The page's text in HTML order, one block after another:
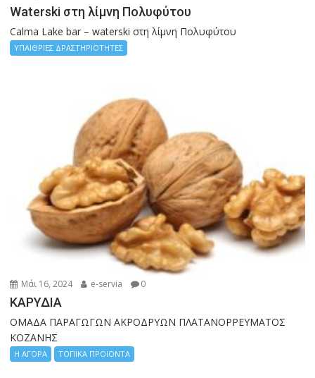
Waterski στη λίμνη Πολυφύτου
Calma Lake bar – waterski στη λίμνη Πολυφύτου
ΥΠΑΙΘΡΙΕΣ ΔΡΑΣΤΗΡΙΟΤΗΤΕΣ
Μάι 16, 2024 e-servia 0
ΚΑΡΥΔΙΑ
ΟΜΑΔΑ ΠΑΡΑΓΩΓΩΝ ΑΚΡΟΔΡΥΩΝ ΠΛΑΤΑΝΟΡΡΕΥΜΑΤΟΣ
ΚΟΖΑΝΗΣ
Η ΑΓΟΡΑ ΤΟΠΙΚΑ ΠΡΟΙΟΝΤΑ